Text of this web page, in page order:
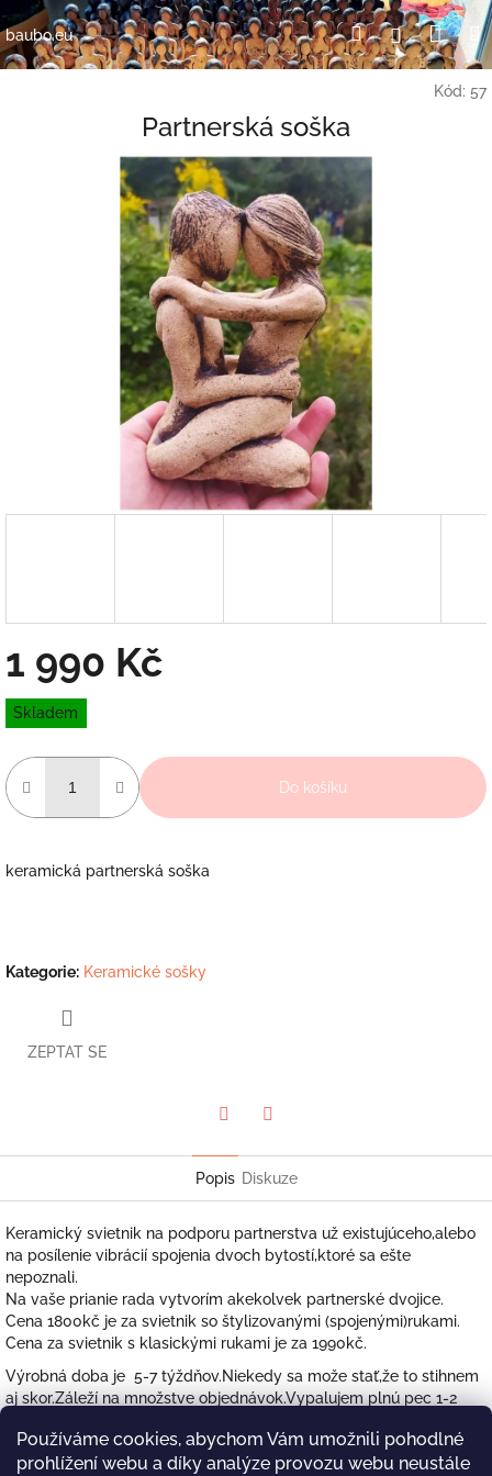
Používáme cookies, abychom Vám umožnili pohodlné
prohlížení webu a díky analýze provozu webu neustále
Přejít
na
obsah
baubo.eu HledatPřihlášení
Kód: 57
Partnerská soška
1 990 Kč
Měrná
cena:
Skladem
Do košíku
keramická partnerská soška
Kategorie: Keramické sošky
ZEPTAT SE
Popis Diskuze
Keramický svietnik na podporu partnerstva už existujúceho,alebo
na posílenie vibrácií spojenia dvoch bytostí,ktoré sa ešte
nepoznali.
Na vaše prianie rada vytvorím akekolvek partnerské dvojice.
Cena 1800kč je za svietnik so štylizovanými (spojenými)rukami.
Cena za svietnik s klasickými rukami je za 1990kč.
Výrobná doba je 5-7 týždňov.Niekedy sa može stať,že to stihnem
aj skor.Záleží na množstve objednávok.Vypalujem plnú pec 1-2
trvá.Ďakujem vám za pochopenie a trpezlivosť.
Možete si vybrat Farbu hlíny,z ktorej ho budete chcieť